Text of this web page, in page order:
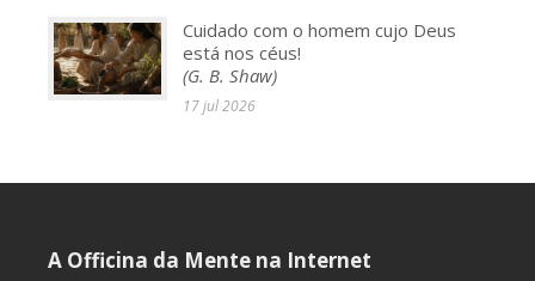
Cuidado com o homem cujo Deus
está nos céus!
(G. B. Shaw)
17 jul 2026
A Officina da Mente na Internet